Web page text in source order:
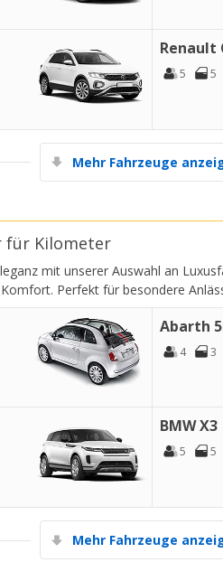
Renault
5 5
Mehr Fahrzeuge
für Kilometer
mit unserer Auswahl an
Perfekt für besondere
Abarth
4 3
BMW X3
5 5
Mehr Fahrzeuge
eLink anmelden